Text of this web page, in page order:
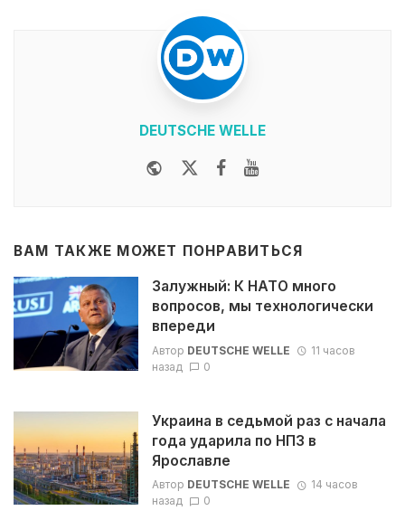
DEUTSCHE WELLE
WebsiteTwitterFacebook
ВАМ ТАКЖЕ МОЖЕТ ПОНРАВИТЬСЯ
Залужный: К НАТО много
вопросов, мы технологически
впереди
Автор DEUTSCHE WELLE
11 часов
назад
0
Украина в седьмой раз с начала
года ударила по НПЗ в
Ярославле
Автор DEUTSCHE WELLE
14 часов
назад
0